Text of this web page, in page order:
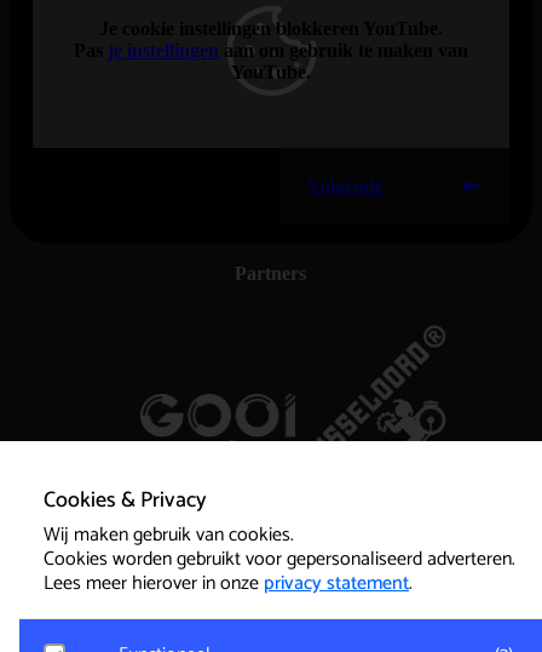
Cookies & Privacy
Wij maken gebruik van cookies.
Cookies worden gebruikt voor gepersonaliseerd adverteren.
Lees meer hierover in onzeprivacy statement.
Je cookie instellingen blokkeren YouTube.
je instellingen aan om gebruik te maken van
YouTube.
Volgende
Partners